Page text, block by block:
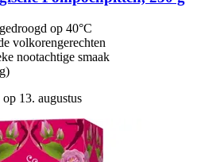
op 40°C
volkorengerechten
nootachtige smaak
13. augustus